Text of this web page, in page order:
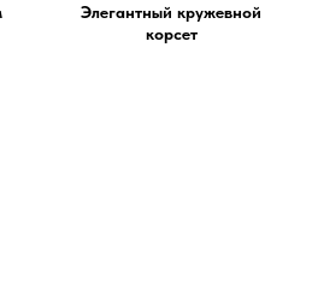
Элегантный кружевной
корсет